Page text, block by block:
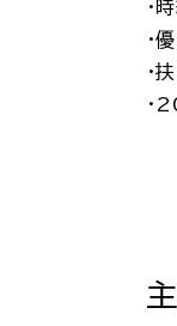
・
・
・
・